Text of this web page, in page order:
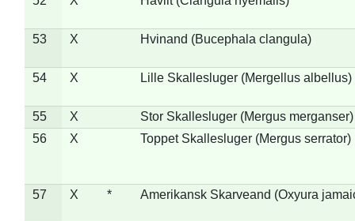
53 X Hvinand (Bucephala clangula)
54 X Lille Skallesluger (Mergellus albellus)
55 X
Stor Skallesluger (Mergus merganser)
56
X Toppet Skallesluger (Mergus serrator)
57 X * Amerikansk Skarveand (Oxyura